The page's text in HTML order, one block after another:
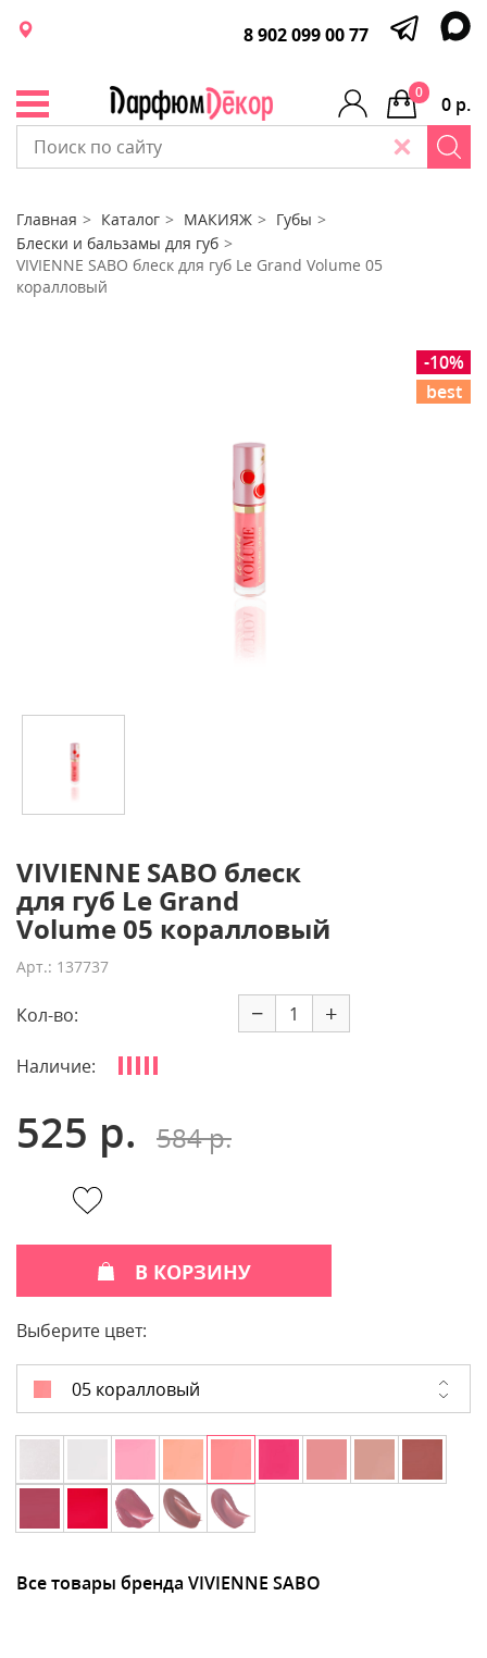
8 902 099 00 77
0 р.
0
Главная Каталог МАКИЯЖ
Губы
Блески и бальзамы для губ
VIVIENNE SABO блеск для губ Le Grand Volume 05
коралловый
-10%
best
VIVIENNE SABO блеск
для губ Le Grand
Volume 05 коралловый
Арт.: 137737
Кол-во: − +
Наличие:
525 р. 584 р.
В КОРЗИНУ
Выберите цвет:
05 коралловый
Все товары бренда VIVIENNE SABO